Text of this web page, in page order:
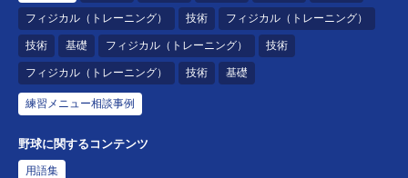
フィジカル（トレーニング） 技術 フィジカル（トレーニング）
技術 基礎 フィジカル（トレーニング） 技術
フィジカル（トレーニング） 技術 基礎
練習メニュー相談事例
野球に関するコンテンツ
用語集